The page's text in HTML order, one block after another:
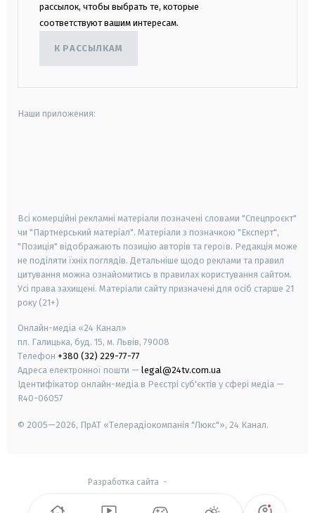
рассылок, чтобы выбрать те, которые
соответствуют вашим интересам.
К РАССЫЛКАМ
Наши приложения:
Всі комерційні рекламні матеріали позначені словами "Спецпроєкт"
чи "Партнерський матеріал". Матеріали з позначкою "Експерт",
"Позиція" відображають позицію авторів та героїв. Редакція може
не поділяти їхніх поглядів. Детальніше щодо реклами та правил
цитування можна ознайомитись в правилах користування сайтом.
Усі права захищені. Матеріали сайту призначені для осіб старше 21
року (21+)
Онлайн-медіа «24 Канал»
пл. Галицька, буд. 15, м. Львів, 79008
Телефон +380 (32) 229-77-77
Адреса електронної пошти — legal@24tv.com.ua
Ідентифікатор онлайн-медіа в Реєстрі суб'єктів у сфері медіа —
R40-06057
© 2005—2026, ПрАТ «Телерадіокомпанія "Люкс"», 24 Канал.
Разработка сайта -